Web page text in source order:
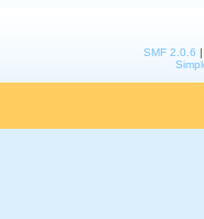
SMF 2.0.6